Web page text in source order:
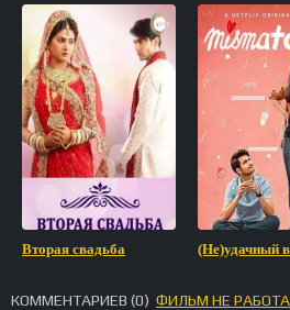
Вторая свадьба (Не)удачный
КОММЕНТАРИЕВ (0) ФИЛЬМ НЕ